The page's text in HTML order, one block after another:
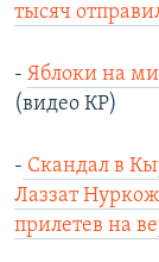
тысяч
- Яблоки на
(видео КР)
- Скандал в
Лаззат
прилетев на